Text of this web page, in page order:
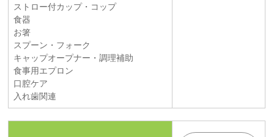
ストロー付カップ・コップ
食器
お箸
スプーン・フォーク
キャップオープナー・調理補助
食事用エプロン
口腔ケア
入れ歯関連